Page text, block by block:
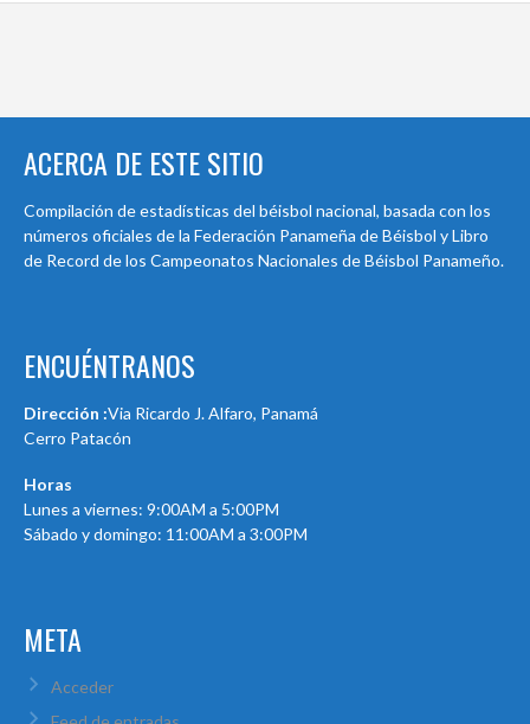
ACERCA DE ESTE SITIO
Compilación de estadísticas del béisbol nacional, basada con los
números oficiales de la Federación Panameña de Béisbol y Libro
de Record de los Campeonatos Nacionales de Béisbol Panameño.
ENCUÉNTRANOS
Dirección :Via Ricardo J. Alfaro, Panamá
Cerro Patacón
Horas
Lunes a viernes: 9:00AM a 5:00PM
Sábado y domingo: 11:00AM a 3:00PM
META
Acceder